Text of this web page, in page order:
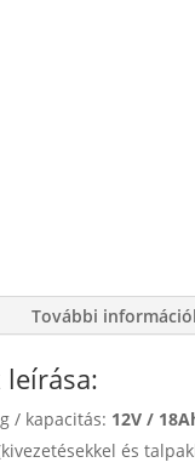
További
leírása:
/ kapacitás: 12V /
és